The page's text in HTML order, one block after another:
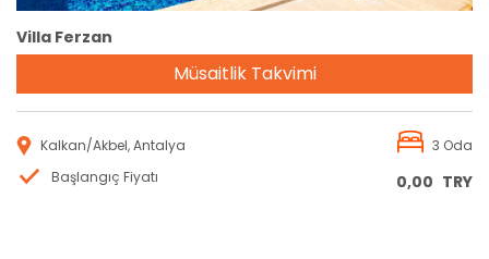
Villa Ferzan
Müsaitlik Takvimi
Kalkan/Akbel, Antalya
3 Oda
Başlangıç Fiyatı
0,00 TRY